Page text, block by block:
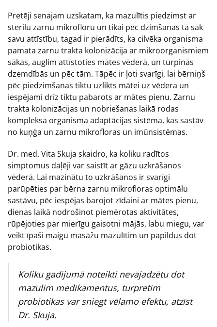
Pretēji senajam uzskatam, ka mazulītis piedzimst ar
sterilu zarnu mikrofloru un tikai pēc dzimšanas tā sāk
savu attīstību, tagad ir pierādīts, ka cilvēka organisma
pamata zarnu trakta kolonizācija ar mikroorganismiem
sākas, auglim attīstoties mātes vēderā, un turpinās
dzemdībās un pēc tām. Tāpēc ir ļoti svarīgi, lai bērniņš
pēc piedzimšanas tiktu uzlikts mātei uz vēdera un
iespējami drīz tiktu pabarots ar mātes pienu. Zarnu
trakta kolonizācijas un nobriešanas laikā rodas
kompleksa organisma adaptācijas sistēma, kas sastāv
no kuņģa un zarnu mikrofloras un imūnsistēmas.
Dr. med. Vita Skuja skaidro, ka koliku radītos
simptomus daļēji var saistīt ar gāzu uzkrāšanos
vēderā. Lai mazinātu to uzkrāšanos ir svarīgi
parūpēties par bērna zarnu mikrofloras optimālu
sastāvu, pēc iespējas barojot zīdaini ar mātes pienu,
dienas laikā nodrošinot piemērotas aktivitātes,
rūpējoties par mierīgu gaisotni mājās, labu miegu, var
veikt īpaši maigu masāžu mazulītim un papildus dot
probiotikas.
Koliku gadījumā noteikti nevajadzētu dot
mazulim medikamentus, turpretim
probiotikas var sniegt vēlamo efektu, atzīst
Dr. Skuja.